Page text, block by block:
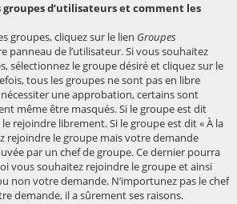
d’utilisateurs et comment les
groupes, cliquez sur le lien Groupes
panneau de l’utilisateur. Si vous souhaitez
sélectionnez le groupe désiré et cliquez sur le
tous les groupes ne sont pas en libre
une approbation, certains sont
même être masqués. Si le groupe est dit
rejoindre librement. Si le groupe est dit « À la
rejoindre le groupe mais votre demande
par un chef de groupe. Ce dernier pourra
vous souhaitez rejoindre le groupe et ainsi
non votre demande. N’importunez pas le chef
demande, il a sûrement ses raisons.